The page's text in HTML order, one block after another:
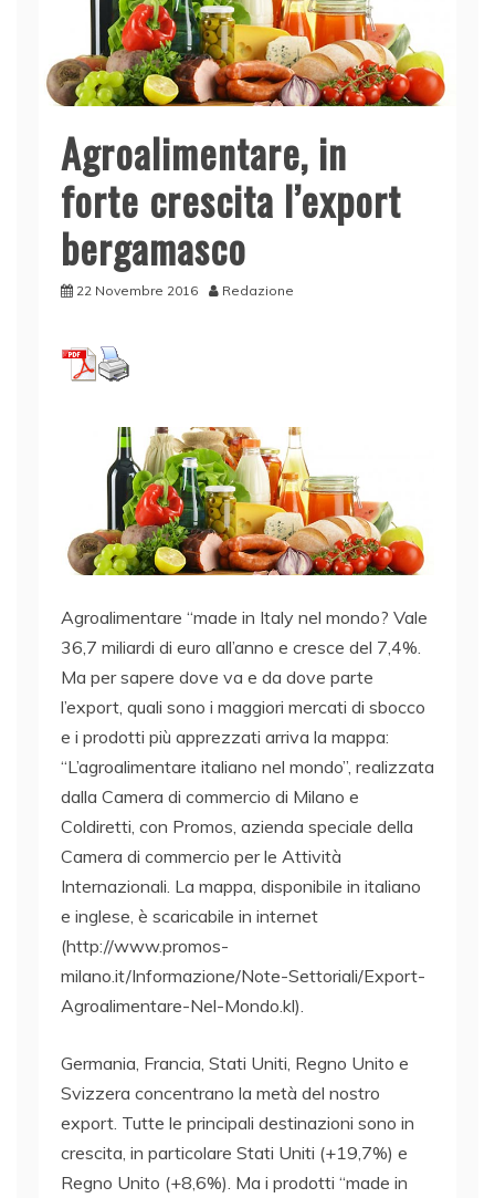
Agroalimentare, in
forte crescita l’export
bergamasco
22 Novembre 2016 Redazione
Agroalimentare “made in Italy nel mondo? Vale
36,7 miliardi di euro all’anno e cresce del 7,4%.
Ma per sapere dove va e da dove parte
l’export, quali sono i maggiori mercati di sbocco
e i prodotti più apprezzati arriva la mappa:
“L’agroalimentare italiano nel mondo”, realizzata
dalla Camera di commercio di Milano e
Coldiretti, con Promos, azienda speciale della
Camera di commercio per le Attività
Internazionali. La mappa, disponibile in italiano
e inglese, è scaricabile in internet
(http://www.promos-
milano.it/Informazione/Note-Settoriali/Export-
Agroalimentare-Nel-Mondo.kl).
Germania, Francia, Stati Uniti, Regno Unito e
Svizzera concentrano la metà del nostro
export. Tutte le principali destinazioni sono in
crescita, in particolare Stati Uniti (+19,7%) e
Regno Unito (+8,6%). Ma i prodotti “made in